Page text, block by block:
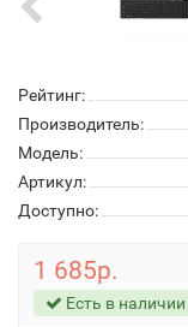
Рейтинг:
Производитель:
Модель:
Артикул:
Доступно:
1 685р.
Есть в наличии